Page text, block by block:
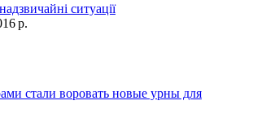
ситуації
р.